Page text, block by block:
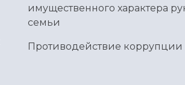
имущественного характера
семьи
Противодействие коррупции